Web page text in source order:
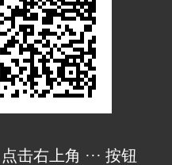
击右上角 ··· 按钮